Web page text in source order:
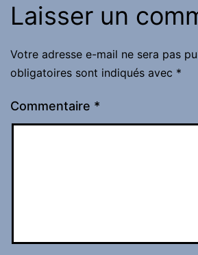
Laisser un
Votre adresse e-mail ne sera pas
obligatoires sont indiqués avec *
Commentaire *